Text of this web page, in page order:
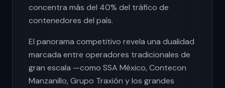
concentra más del 40% del tráfico de
contenedores del país.
El panorama competitivo revela una dualidad
marcada entre operadores tradicionales de
gran escala —como SSA México, Contecon
Manzanillo, Grupo Traxión y los grandes